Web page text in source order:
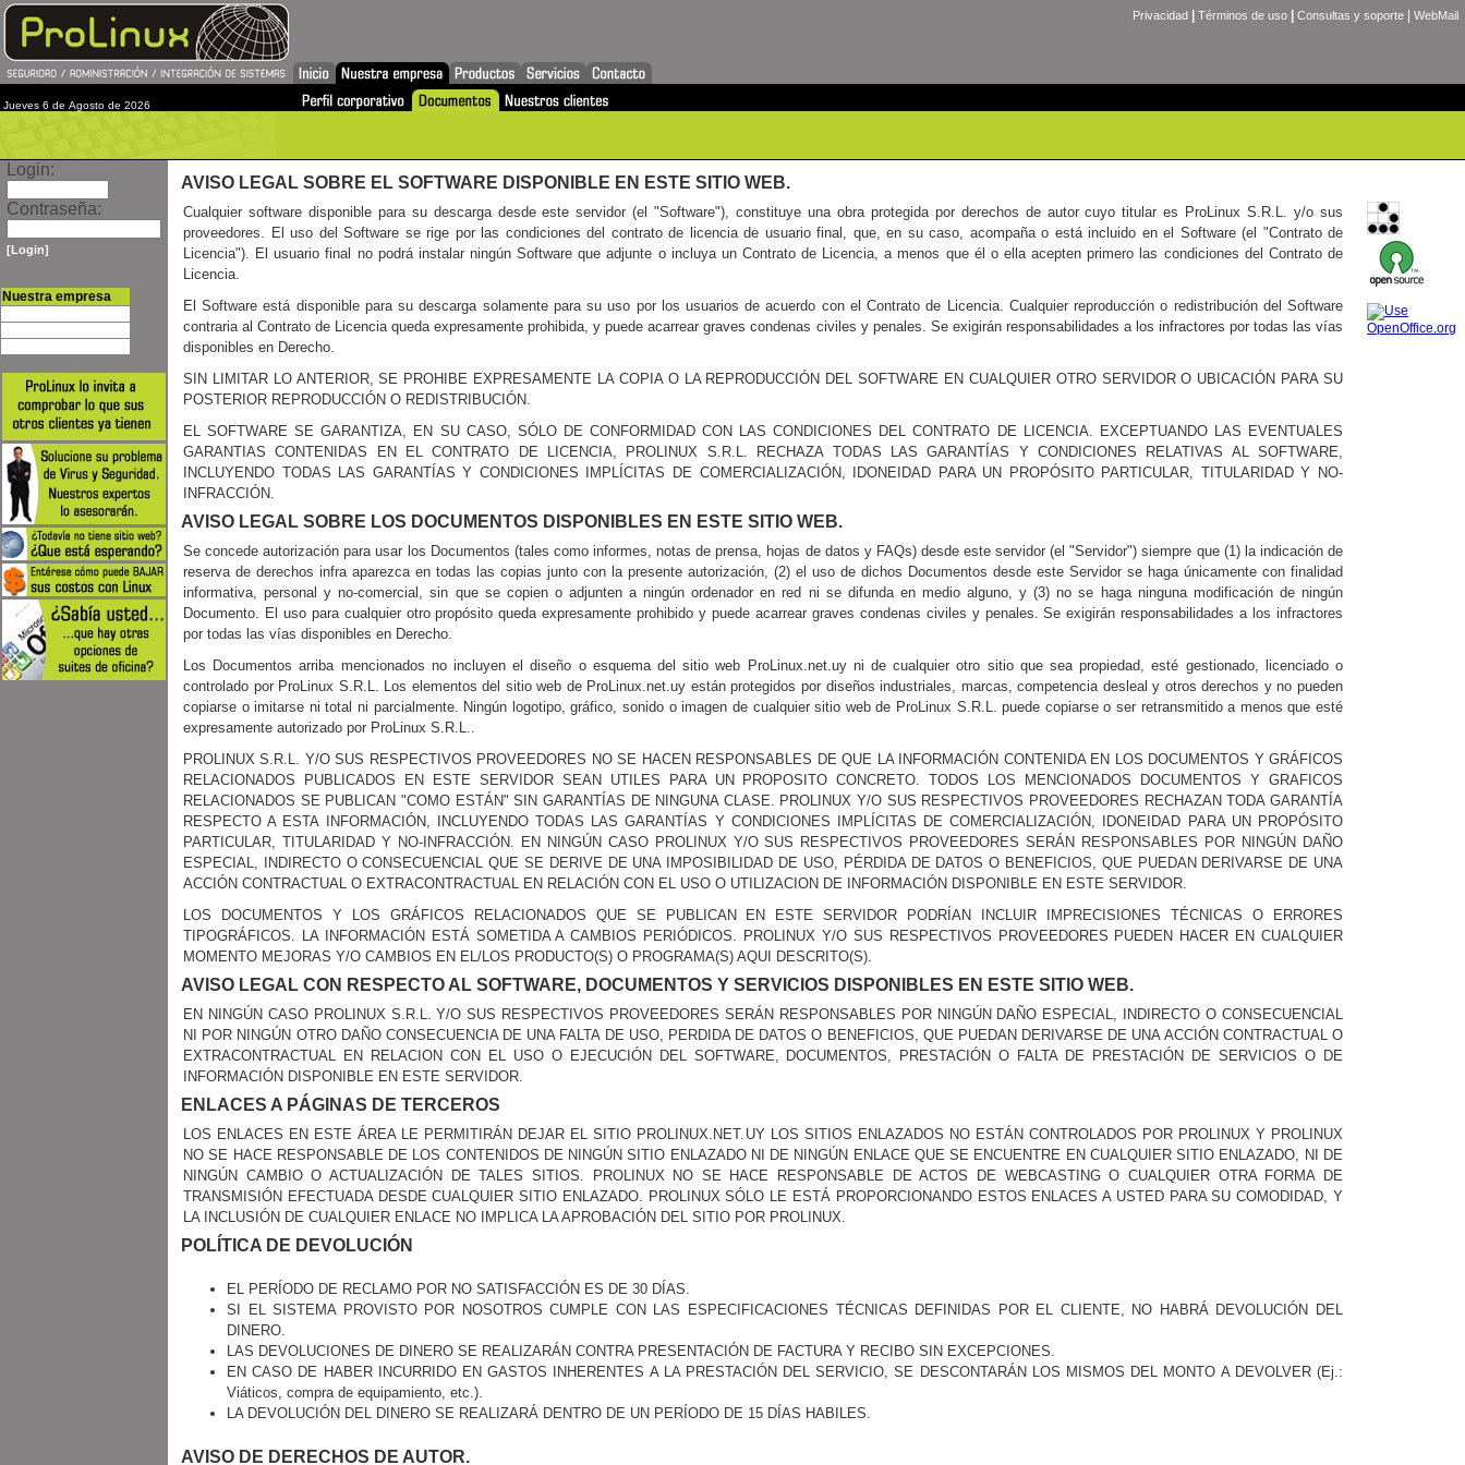
Privacidad Términos de uso Consultas y soporte WebMail
Jueves 6 de Agosto de 2026
Login:
Contraseña:
[Login]
Nuestra empresa
AVISO LEGAL SOBRE EL SOFTWARE DISPONIBLE EN ESTE SITIO WEB.
Cualquier software disponible para su descarga desde este servidor (el "Software"), constituye una obra protegida por derechos de autor cuyo titular es ProLinux S.R.L. y/o sus
proveedores. El uso del Software se rige por las condiciones del contrato de licencia de usuario final, que, en su caso, acompaña o está incluido en el Software (el "Contrato de
Licencia"). El usuario final no podrá instalar ningún Software que adjunte o incluya un Contrato de Licencia, a menos que él o ella acepten primero las condiciones del Contrato de
Licencia.
El Software está disponible para su descarga solamente para su uso por los usuarios de acuerdo con el Contrato de Licencia. Cualquier reproducción o redistribución del Software
contraria al Contrato de Licencia queda expresamente prohibida, y puede acarrear graves condenas civiles y penales. Se exigirán responsabilidades a los infractores por todas las vías
disponibles en Derecho.
SIN LIMITAR LO ANTERIOR, SE PROHIBE EXPRESAMENTE LA COPIA O LA REPRODUCCIÓN DEL SOFTWARE EN CUALQUIER OTRO SERVIDOR O UBICACIÓN PARA SU
POSTERIOR REPRODUCCIÓN O REDISTRIBUCIÓN.
EL SOFTWARE SE GARANTIZA, EN SU CASO, SÓLO DE CONFORMIDAD CON LAS CONDICIONES DEL CONTRATO DE LICENCIA. EXCEPTUANDO LAS EVENTUALES
GARANTIAS CONTENIDAS EN EL CONTRATO DE LICENCIA, PROLINUX S.R.L. RECHAZA TODAS LAS GARANTÍAS Y CONDICIONES RELATIVAS AL SOFTWARE,
INCLUYENDO TODAS LAS GARANTÍAS Y CONDICIONES IMPLÍCITAS DE COMERCIALIZACIÓN, IDONEIDAD PARA UN PROPÓSITO PARTICULAR, TITULARIDAD Y NO-
INFRACCIÓN.
AVISO LEGAL SOBRE LOS DOCUMENTOS DISPONIBLES EN ESTE SITIO WEB.
Se concede autorización para usar los Documentos (tales como informes, notas de prensa, hojas de datos y FAQs) desde este servidor (el "Servidor") siempre que (1) la indicación de
reserva de derechos infra aparezca en todas las copias junto con la presente autorización, (2) el uso de dichos Documentos desde este Servidor se haga únicamente con finalidad
informativa, personal y no-comercial, sin que se copien o adjunten a ningún ordenador en red ni se difunda en medio alguno, y (3) no se haga ninguna modificación de ningún
Documento. El uso para cualquier otro propósito queda expresamente prohibido y puede acarrear graves condenas civiles y penales. Se exigirán responsabilidades a los infractores
por todas las vías disponibles en Derecho.
Los Documentos arriba mencionados no incluyen el diseño o esquema del sitio web ProLinux.net.uy ni de cualquier otro sitio que sea propiedad, esté gestionado, licenciado o
controlado por ProLinux S.R.L. Los elementos del sitio web de ProLinux.net.uy están protegidos por diseños industriales, marcas, competencia desleal y otros derechos y no pueden
copiarse o imitarse ni total ni parcialmente. Ningún logotipo, gráfico, sonido o imagen de cualquier sitio web de ProLinux S.R.L. puede copiarse o ser retransmitido a menos que esté
expresamente autorizado por ProLinux S.R.L..
PROLINUX S.R.L. Y/O SUS RESPECTIVOS PROVEEDORES NO SE HACEN RESPONSABLES DE QUE LA INFORMACIÓN CONTENIDA EN LOS DOCUMENTOS Y GRÁFICOS
RELACIONADOS PUBLICADOS EN ESTE SERVIDOR SEAN UTILES PARA UN PROPOSITO CONCRETO. TODOS LOS MENCIONADOS DOCUMENTOS Y GRAFICOS
RELACIONADOS SE PUBLICAN "COMO ESTÁN" SIN GARANTÍAS DE NINGUNA CLASE. PROLINUX Y/O SUS RESPECTIVOS PROVEEDORES RECHAZAN TODA GARANTÍA
RESPECTO A ESTA INFORMACIÓN, INCLUYENDO TODAS LAS GARANTÍAS Y CONDICIONES IMPLÍCITAS DE COMERCIALIZACIÓN, IDONEIDAD PARA UN PROPÓSITO
PARTICULAR, TITULARIDAD Y NO-INFRACCIÓN. EN NINGÚN CASO PROLINUX Y/O SUS RESPECTIVOS PROVEEDORES SERÁN RESPONSABLES POR NINGÚN DAÑO
ESPECIAL, INDIRECTO O CONSECUENCIAL QUE SE DERIVE DE UNA IMPOSIBILIDAD DE USO, PÉRDIDA DE DATOS O BENEFICIOS, QUE PUEDAN DERIVARSE DE UNA
ACCIÓN CONTRACTUAL O EXTRACONTRACTUAL EN RELACIÓN CON EL USO O UTILIZACION DE INFORMACIÓN DISPONIBLE EN ESTE SERVIDOR.
LOS DOCUMENTOS Y LOS GRÁFICOS RELACIONADOS QUE SE PUBLICAN EN ESTE SERVIDOR PODRÍAN INCLUIR IMPRECISIONES TÉCNICAS O ERRORES
TIPOGRÁFICOS. LA INFORMACIÓN ESTÁ SOMETIDA A CAMBIOS PERIÓDICOS. PROLINUX Y/O SUS RESPECTIVOS PROVEEDORES PUEDEN HACER EN CUALQUIER
MOMENTO MEJORAS Y/O CAMBIOS EN EL/LOS PRODUCTO(S) O PROGRAMA(S) AQUI DESCRITO(S).
AVISO LEGAL CON RESPECTO AL SOFTWARE, DOCUMENTOS Y SERVICIOS DISPONIBLES EN ESTE SITIO WEB.
EN NINGÚN CASO PROLINUX S.R.L. Y/O SUS RESPECTIVOS PROVEEDORES SERÁN RESPONSABLES POR NINGÚN DAÑO ESPECIAL, INDIRECTO O CONSECUENCIAL
NI POR NINGÚN OTRO DAÑO CONSECUENCIA DE UNA FALTA DE USO, PERDIDA DE DATOS O BENEFICIOS, QUE PUEDAN DERIVARSE DE UNA ACCIÓN CONTRACTUAL O
EXTRACONTRACTUAL EN RELACION CON EL USO O EJECUCIÓN DEL SOFTWARE, DOCUMENTOS, PRESTACIÓN O FALTA DE PRESTACIÓN DE SERVICIOS O DE
INFORMACIÓN DISPONIBLE EN ESTE SERVIDOR.
ENLACES A PÁGINAS DE TERCEROS
LOS ENLACES EN ESTE ÁREA LE PERMITIRÁN DEJAR EL SITIO PROLINUX.NET.UY LOS SITIOS ENLAZADOS NO ESTÁN CONTROLADOS POR PROLINUX Y PROLINUX
NO SE HACE RESPONSABLE DE LOS CONTENIDOS DE NINGÚN SITIO ENLAZADO NI DE NINGÚN ENLACE QUE SE ENCUENTRE EN CUALQUIER SITIO ENLAZADO, NI DE
NINGÚN CAMBIO O ACTUALIZACIÓN DE TALES SITIOS. PROLINUX NO SE HACE RESPONSABLE DE ACTOS DE WEBCASTING O CUALQUIER OTRA FORMA DE
TRANSMISIÓN EFECTUADA DESDE CUALQUIER SITIO ENLAZADO. PROLINUX SÓLO LE ESTÁ PROPORCIONANDO ESTOS ENLACES A USTED PARA SU COMODIDAD, Y
LA INCLUSIÓN DE CUALQUIER ENLACE NO IMPLICA LA APROBACIÓN DEL SITIO POR PROLINUX.
POLÍTICA DE DEVOLUCIÓN
EL PERÍODO DE RECLAMO POR NO SATISFACCIÓN ES DE 30 DÍAS.
SI EL SISTEMA PROVISTO POR NOSOTROS CUMPLE CON LAS ESPECIFICACIONES TÉCNICAS DEFINIDAS POR EL CLIENTE, NO HABRÁ DEVOLUCIÓN DEL
DINERO.
LAS DEVOLUCIONES DE DINERO SE REALIZARÁN CONTRA PRESENTACIÓN DE FACTURA Y RECIBO SIN EXCEPCIONES.
EN CASO DE HABER INCURRIDO EN GASTOS INHERENTES A LA PRESTACIÓN DEL SERVICIO, SE DESCONTARÁN LOS MISMOS DEL MONTO A DEVOLVER (Ej.:
Viáticos, compra de equipamiento, etc.).
LA DEVOLUCIÓN DEL DINERO SE REALIZARÁ DENTRO DE UN PERÍODO DE 15 DÍAS HABILES.
AVISO DE DERECHOS DE AUTOR.